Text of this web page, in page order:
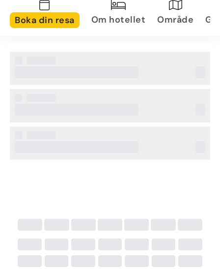
Boka din resa Om hotellet Område